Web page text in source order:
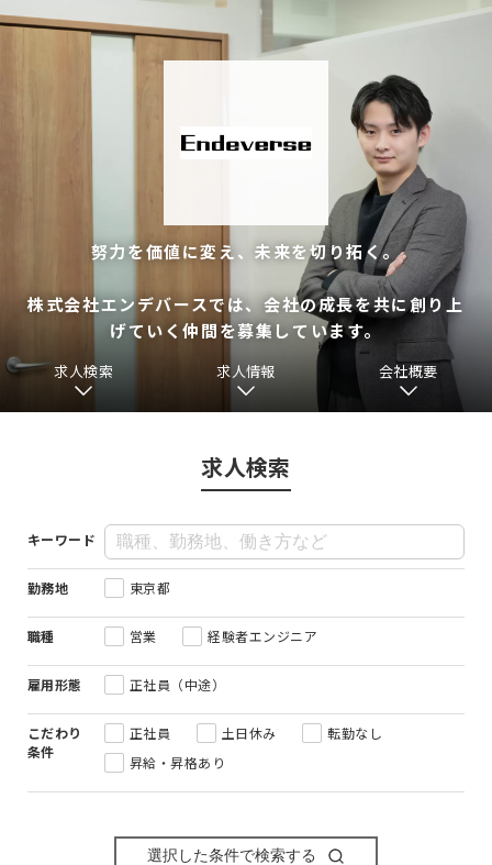
努力を価値に変え、未来を切り拓く。
株式会社エンデバースでは、会社の成長を共に創り上
げていく仲間を募集しています。
求人検索 求人情報 会社概要
求人検索
キーワード
勤務地 東京都
職種 営業 経験者エンジニア
雇用形態 正社員（中途）
こだわり
条件
正社員 土日休み
転勤なし
昇給・昇格あり
選択した条件で検索する